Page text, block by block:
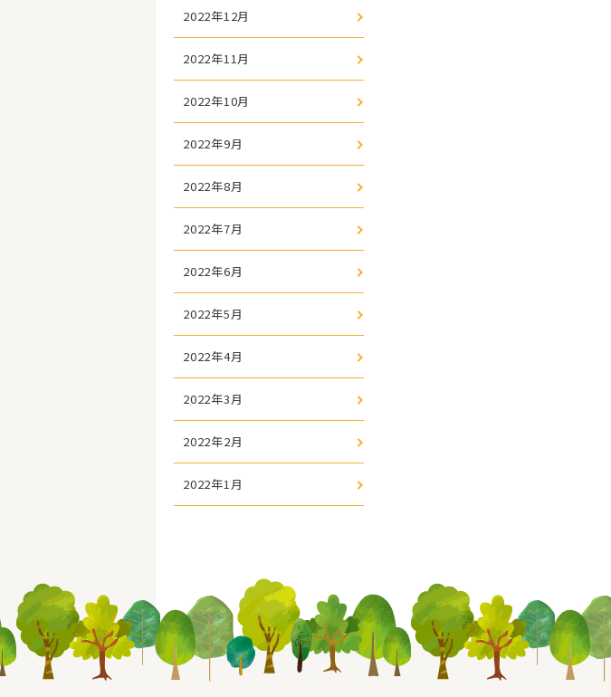
2022年12月
2022年11月
2022年10月
2022年9月
2022年8月
2022年7月
2022年6月
2022年5月
2022年4月
2022年3月
2022年2月
2022年1月